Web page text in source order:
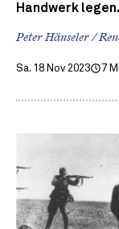
Handwerk legen.
Peter Hänseler /
Sa. 18 Nov 2023 7